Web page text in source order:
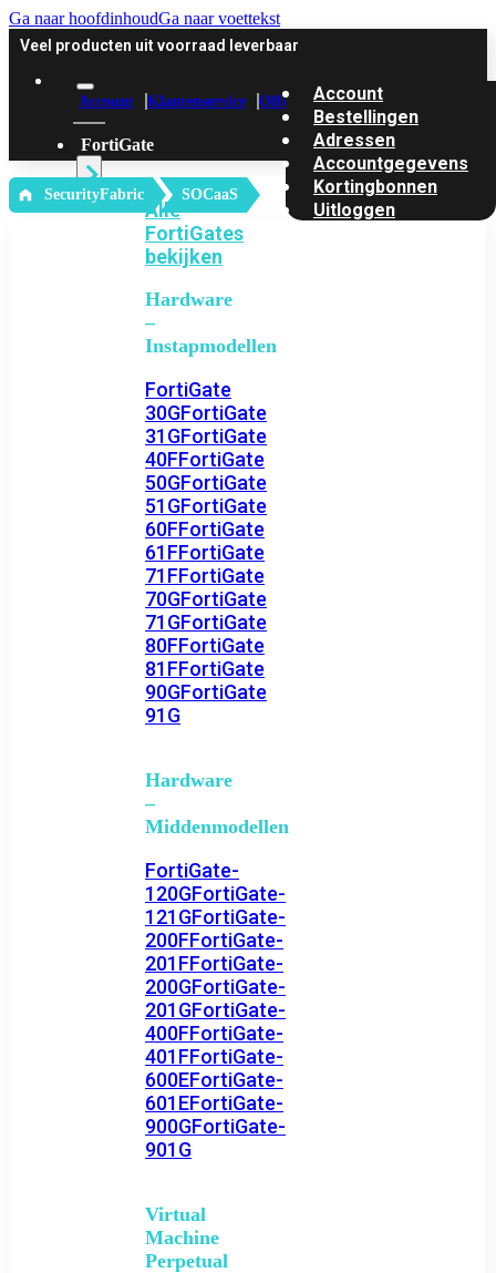
Ga naar hoofdinhoudGa naar voettekst
Veel producten uit voorraad leverbaar
Account Klantenservice Offerte
FortiGate
Alle
FortiGates
bekijken
Hardware
–
Instapmodellen
FortiGate
30GFortiGate
31GFortiGate
40FFortiGate
50GFortiGate
51GFortiGate
60FFortiGate
61FFortiGate
71FFortiGate
70GFortiGate
71GFortiGate
80FFortiGate
81FFortiGate
90GFortiGate
91G
Hardware
–
Middenmodellen
FortiGate-
120GFortiGate-
121GFortiGate-
200FFortiGate-
201FFortiGate-
200GFortiGate-
201GFortiGate-
400FFortiGate-
401FFortiGate-
600EFortiGate-
601EFortiGate-
900GFortiGate-
901G
Virtual
Machine
Perpetual
Account
Bestellingen
Adressen
Accountgegevens
Kortingbonnen
Uitloggen
‎ SecurityFabric SOCaaS